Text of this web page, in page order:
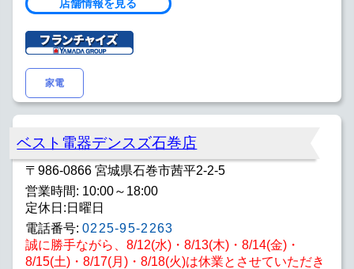
店舗情報を見る
家電
ベスト電器デンスズ石巻店
〒986-0866 宮城県石巻市茜平2-2-5
営業時間: 10:00～18:00
定休日:日曜日
電話番号: 0225-95-2263
誠に勝手ながら、8/12(水)・8/13(木)・8/14(金)・
8/15(土)・8/17(月)・8/18(火)は休業とさせていただき